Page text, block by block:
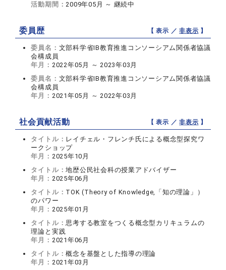
活動期間：2009年05月 ～ 継続中
委員歴 【 表示 ／非表示 】
委員名： 文部科学省IB教育推進コンソーシアム関係者協議
会構成員
年月： 2022年05月 ～ 2023年03月
委員名： 文部科学省IB教育推進コンソーシアム関係者協議
会構成員
年月： 2021年05月 ～ 2022年03月
社会貢献活動 【 表示 ／非表示 】
タイトル： レイチェル・フレンチ氏による概念型探究ワ
ークショップ
年月： 2025年10月
タイトル：地歴公民社会科の授業アドバイザー
年月： 2025年06月
タイトル： TOK (Theory of Knowledge,「知の理論」）
のパワー
年月： 2025年01月
タイトル：思考する教室をつくる概念型カリキュラムの
理論と実践
年月： 2021年06月
タイトル：概念を基盤とした指導の理論
年月： 2021年03月